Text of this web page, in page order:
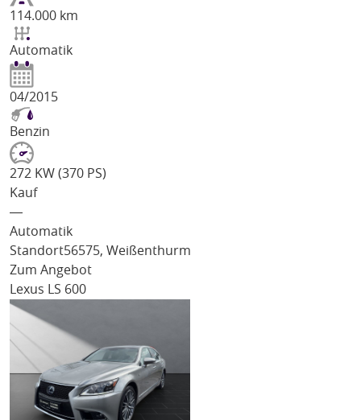
114.000 km
Automatik
04/2015
Benzin
272 KW (370 PS)
Kauf
―
Automatik
Standort56575, Weißenthurm
Zum Angebot
Lexus LS 600